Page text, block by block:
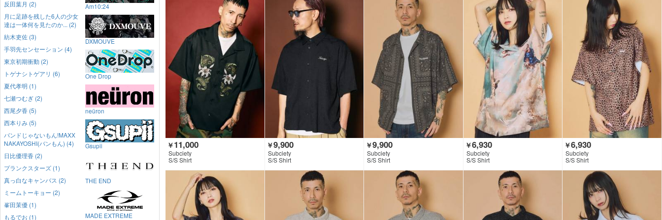
￥11,000
Subciety
S/S Shirt
￥9,900
Subciety
S/S Shirt
￥9,900
Subciety
S/S Shirt
￥6,930
Subciety
S/S Shirt
￥6,930
Subciety
S/S Shirt
反田葉月 (2)
月に足跡を残した6人の少女
達は一体何を見たのか... (2)
紡木吏佐 (3)
手羽先センセーション (4)
東京初期衝動 (2)
トゲナシトゲアリ (6)
夏代孝明 (1)
七瀬つむぎ (2)
西尾夕香 (5)
西本りみ (5)
バンドじゃないもん!MAXX
NAKAYOSHI(バンもん) (4)
日比優理香 (2)
プランクスターズ (1)
真っ白なキャンバス (2)
ミームトーキョー (2)
峯田茉優 (1)
もるでお (1)
Am10:24
DXMOUVE
One Drop
neüron
Gsupii
THE END
MADE EXTREME